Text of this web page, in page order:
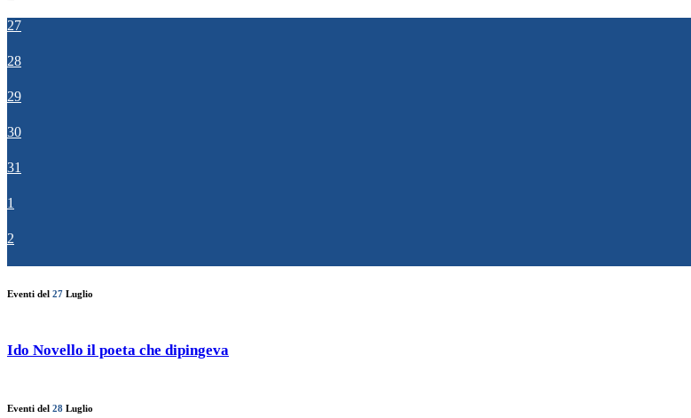
27
28
29
30
31
1
2
Eventi del 27 Luglio
Ido Novello il poeta che dipingeva
Eventi del 28 Luglio